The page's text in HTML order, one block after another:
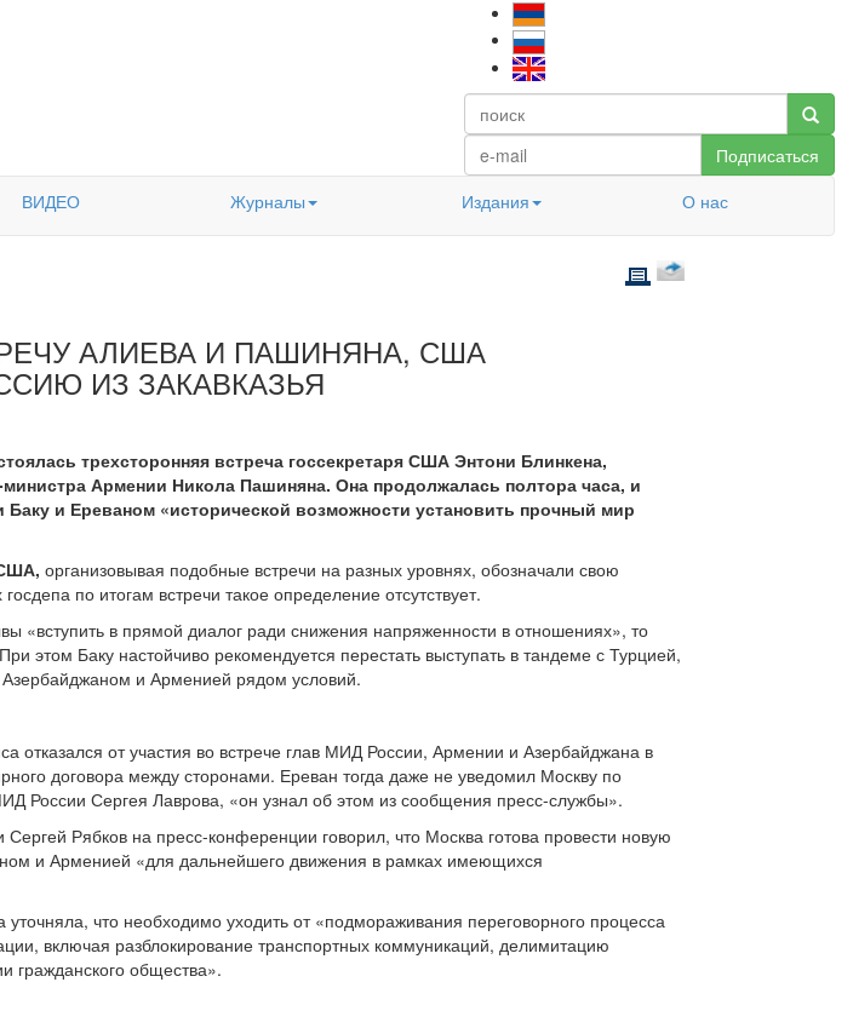
Подписаться
ВИДЕО Журналы Издания О нас
АЛИЕВА И ПАШИНЯНА, США
ИЗ ЗАКАВКАЗЬЯ
трехсторонняя встреча госсекретаря США Энтони Блинкена,
Армении Никола Пашиняна. Она продолжалась полтора часа, и
и Ереваном «исторической возможности установить прочный мир
организовывая подобные встречи на разных уровнях, обозначали свою
по итогам встречи такое определение отсутствует.
«вступить в прямой диалог ради снижения напряженности в отношениях», то
этом Баку настойчиво рекомендуется перестать выступать в тандеме с Турцией,
Азербайджаном и Арменией рядом условий.
отказался от участия во встрече глав МИД России, Армении и Азербайджана в
договора между сторонами. Ереван тогда даже не уведомил Москву по
России Сергея Лаврова, «он узнал об этом из сообщения пресс-службы».
Рябков на пресс-конференции говорил, что Москва готова провести новую
и Арменией «для дальнейшего движения в рамках имеющихся
что необходимо уходить от «подмораживания переговорного процесса
включая разблокирование транспортных коммуникаций, делимитацию
гражданского общества».